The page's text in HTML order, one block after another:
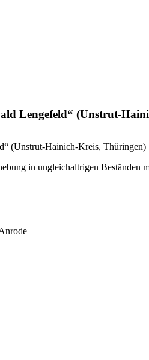
Lengefeld“ (Unstrut-
(Unstrut-Hainich-Kreis, Thüringen)
in ungleichaltrigen